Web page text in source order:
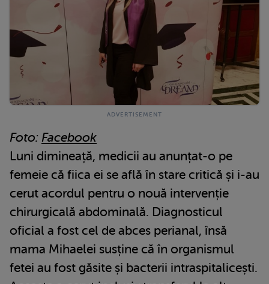
Foto: Facebook
Luni dimineață, medicii au anunțat-o pe
femeie că fiica ei se află în stare critică și i-au
cerut acordul pentru o nouă intervenție
chirurgicală abdominală. Diagnosticul
oficial a fost cel de abces perianal, însă
mama Mihaelei susține că în organismul
fetei au fost găsite și bacterii intraspitalicești.